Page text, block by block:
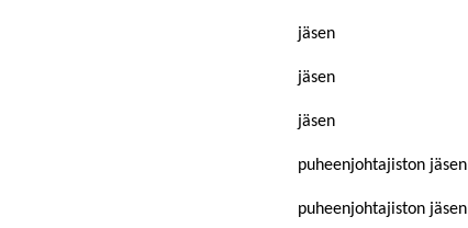
jäsen
jäsen
jäsen
puheenjohtajiston jäsen
puheenjohtajiston jäsen